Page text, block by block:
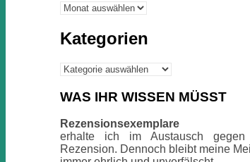
Archiv
Kategorien
Kategorien
WAS IHR WISSEN MÜSST
Rezensionsexemplare
erhalte ich im Austausch
Rezension. Dennoch bleibt meine